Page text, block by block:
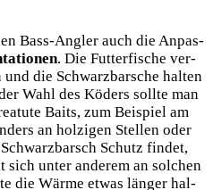
Bass-Ang­ler auch die Anpas­
. Die Fut­ter­fi­sche ver­
die Schwarz­bar­sche hal­ten
Wahl des Köders soll­te man
Baits, zum Bei­spiel am
an hol­zi­gen Stel­len oder
Schutz fin­det,
sich unter ande­rem an sol­chen
die Wär­me etwas län­ger hal­